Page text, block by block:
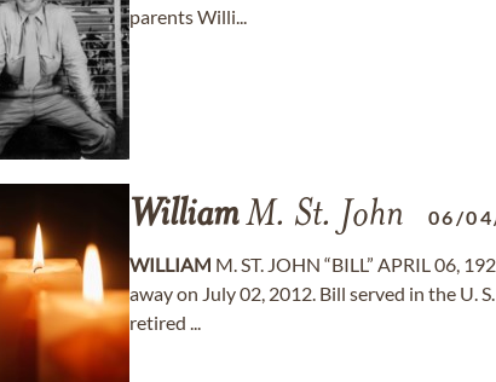
parents Willi...
WilliamM. St. John 06/
WILLIAM M. ST. JOHN “BILL” APRIL 06,
away on July 02, 2012. Bill served in the U.
retired ...